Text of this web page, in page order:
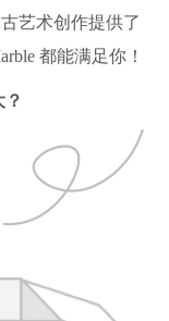
艺术创作提供了
都能满足你！